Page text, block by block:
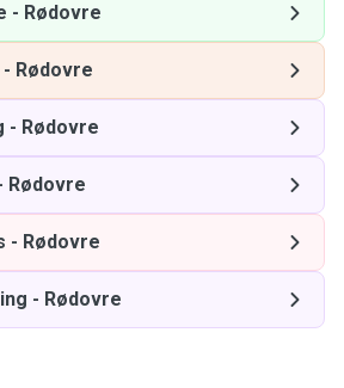
- Rødovre
- Rødovre
- Rødovre
Rødovre
- Rødovre
- Rødovre